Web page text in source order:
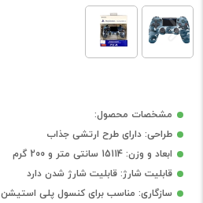
مشخصات محصول:
طراحی: دارای طرح ارتشی جذاب
ابعاد و وزن: 15114 سانتی متر و 200 گرم
قابلیت شارژ: قابلیت شارژ شدن دارد
سازگاری: مناسب برای کنسول پلی استیشن 4